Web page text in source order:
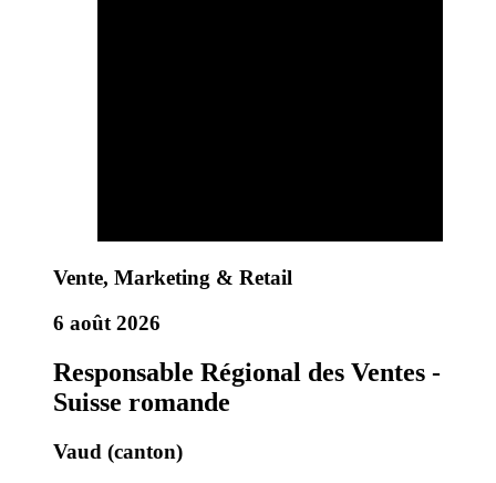
Vente, Marketing & Retail
6 août 2026
Responsable Régional des Ventes -
Suisse romande
Vaud (canton)